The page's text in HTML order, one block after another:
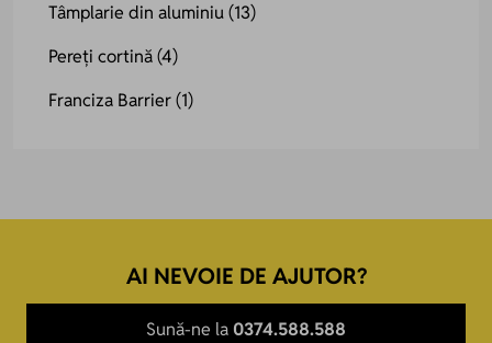
Tâmplarie din aluminiu(13)
Pereți cortină(4)
Franciza Barrier(1)
AI NEVOIE DE AJUTOR?
Sună-ne la 0374.588.588